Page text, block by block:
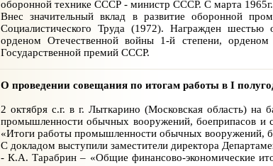
оборонной технике СССР - министр СССР. С марта
Внес значительный вклад в развитие оборонной
Социалистического Труда (1972). Награжден
орденом Отечественной войны 1-й степени,
Государственной премий СССР.
О проведении совещания по итогам работы в I
2 октября с.г. в г. Лыткарино (Московская область) на
промышленности обычных вооружений, боеприпасов и
«Итоги работы промышленности обычных вооружений,
С докладом выступили заместители директора
- К.А. Тарабрин – «Общие финансово-экономические